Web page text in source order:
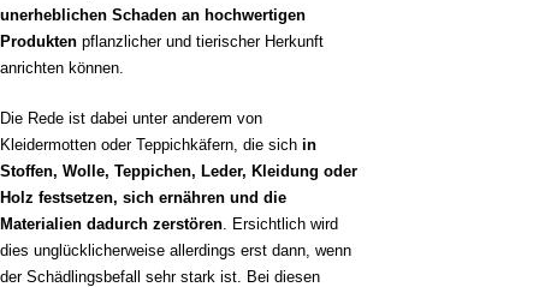
unerheblichen Schaden an hochwertigen
Produkten pflanzlicher und tierischer Herkunft
anrichten können.
Die Rede ist dabei unter anderem von
Kleidermotten oder Teppichkäfern, die sich in
Stoffen, Wolle, Teppichen, Leder, Kleidung oder
Holz festsetzen, sich ernähren und die
Materialien dadurch zerstören. Ersichtlich wird
dies unglücklicherweise allerdings erst dann, wenn
der Schädlingsbefall sehr stark ist. Bei diesen